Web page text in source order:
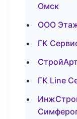
Омск
ООО
ГК
ГК Line